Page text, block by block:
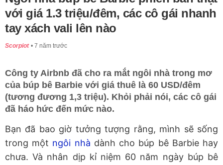
với giá 1.3 triệu/đêm, các cô gái nhanh
tay xách vali lên nào
Scorpiot 7 năm trước
Công ty Airbnb đã cho ra mắt ngôi nhà trong mơ
của búp bê Barbie với giá thuê là 60 USD/đêm
(tương đương 1,3 triệu). Khỏi phải nói, các cô gái
đã háo hức đến mức nào.
Bạn đã bao giờ tưởng tượng rằng, mình sẽ sống
trong một ngôi nhà dành cho búp bê Barbie hay
chưa. Và nhân dịp kỉ niệm 60 năm ngày búp bê